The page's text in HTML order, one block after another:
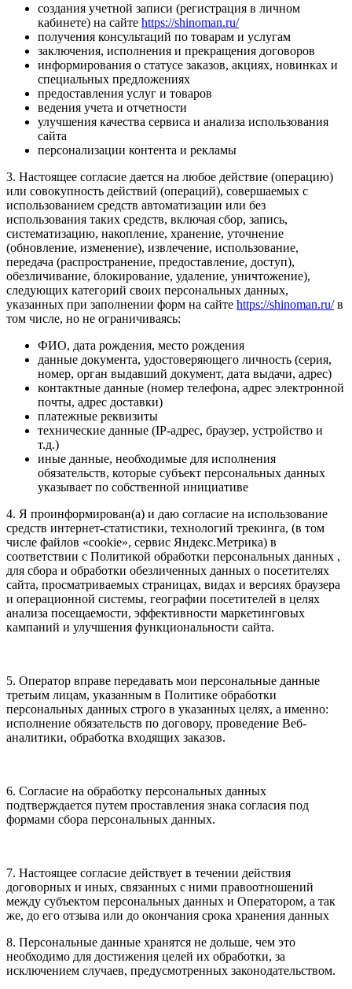
создания учетной записи (регистрация в личном
кабинете) на сайте https://shinoman.ru/
получения консультаций по товарам и услугам
заключения, исполнения и прекращения договоров
информирования о статусе заказов, акциях, новинках и
специальных предложениях
предоставления услуг и товаров
ведения учета и отчетности
улучшения качества сервиса и анализа использования
сайта
персонализации контента и рекламы
3. Настоящее согласие дается на любое действие (операцию)
или совокупность действий (операций), совершаемых с
использованием средств автоматизации или без
использования таких средств, включая сбор, запись,
систематизацию, накопление, хранение, уточнение
(обновление, изменение), извлечение, использование,
передача (распространение, предоставление, доступ),
обезличивание, блокирование, удаление, уничтожение),
следующих категорий своих персональных данных,
указанных при заполнении форм на сайте https://shinoman.ru/в
том числе, но не ограничиваясь:
ФИО, дата рождения, место рождения
данные документа, удостоверяющего личность (серия,
номер, орган выдавший документ, дата выдачи, адрес)
контактные данные (номер телефона, адрес электронной
почты, адрес доставки)
платежные реквизиты
технические данные (IP-адрес, браузер, устройство и
т.д.)
иные данные, необходимые для исполнения
обязательств, которые субъект персональных данных
указывает по собственной инициативе
4. Я проинформирован(а) и даю согласие на использование
средств интернет-статистики, технологий трекинга, (в том
числе файлов «cookie», сервис Яндекс.Метрика) в
соответствии с Политикой обработки персональных данных ,
для сбора и обработки обезличенных данных о посетителях
сайта, просматриваемых страницах, видах и версиях браузера
и операционной системы, географии посетителей в целях
анализа посещаемости, эффективности маркетинговых
кампаний и улучшения функциональности сайта.
5. Оператор вправе передавать мои персональные данные
третьим лицам, указанным в Политике обработки
персональных данных строго в указанных целях, а именно:
исполнение обязательств по договору, проведение Веб-
аналитики, обработка входящих заказов.
6. Согласие на обработку персональных данных
подтверждается путем проставления знака согласия под
формами сбора персональных данных.
7. Настоящее согласие действует в течении действия
договорных и иных, связанных с ними правоотношений
между субъектом персональных данных и Оператором, а так
же, до его отзыва или до окончания срока хранения данных
8. Персональные данные хранятся не дольше, чем это
необходимо для достижения целей их обработки, за
исключением случаев, предусмотренных законодательством.